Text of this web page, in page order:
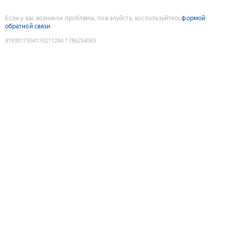
Если у вас возникли проблемы, пожалуйста, воспользуйтесьформой
обратной связи
9193017934170211284:1786254083